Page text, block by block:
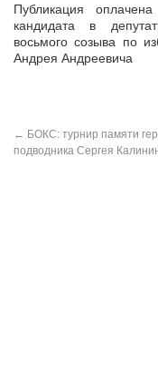
Публикация
кандидата в
восьмого созыва по
Андрея Андреевича
← БОКС: турнир памяти
подводника Сергея